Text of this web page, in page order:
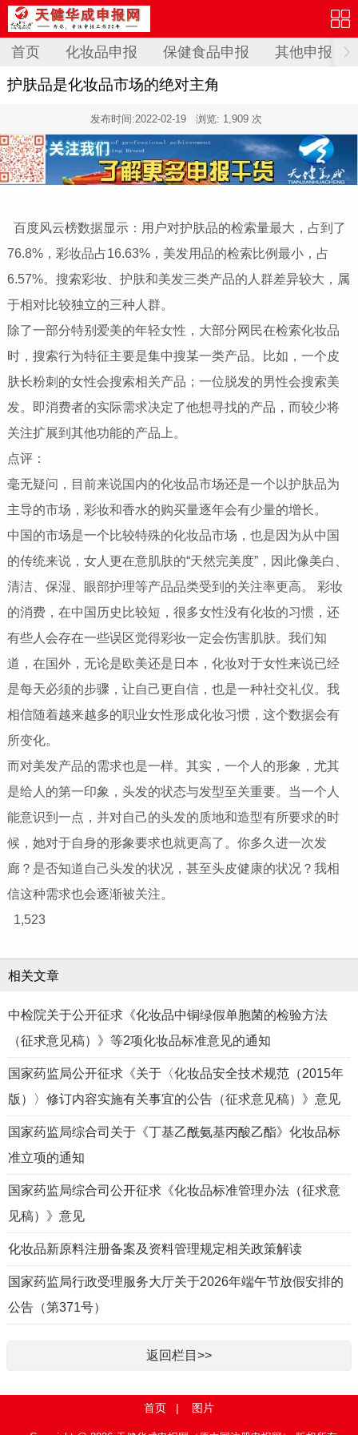
首页 化妆品申报 保健食品申报 其他申报
护肤品是化妆品市场的绝对主角
发布时间:2022-02-19 浏览: 1,909 次
百度风云榜数据显示：用户对护肤品的检索量最大，占到了
76.8%，彩妆品占16.63%，美发用品的检索比例最小，占
6.57%。搜索彩妆、护肤和美发三类产品的人群差异较大，属
于相对比较独立的三种人群。
除了一部分特别爱美的年轻女性，大部分网民在检索化妆品
时，搜索行为特征主要是集中搜某一类产品。比如，一个皮
肤长粉刺的女性会搜索相关产品；一位脱发的男性会搜索美
发。即消费者的实际需求决定了他想寻找的产品，而较少将
关注扩展到其他功能的产品上。
点评：
毫无疑问，目前来说国内的化妆品市场还是一个以护肤品为
主导的市场，彩妆和香水的购买量逐年会有少量的增长。
中国的市场是一个比较特殊的化妆品市场，也是因为从中国
的传统来说，女人更在意肌肤的“天然完美度”，因此像美白、
清洁、保湿、眼部护理等产品品类受到的关注率更高。 彩妆
的消费，在中国历史比较短，很多女性没有化妆的习惯，还
有些人会存在一些误区觉得彩妆一定会伤害肌肤。我们知
道，在国外，无论是欧美还是日本，化妆对于女性来说已经
是每天必须的步骤，让自己更自信，也是一种社交礼仪。我
相信随着越来越多的职业女性形成化妆习惯，这个数据会有
所变化。
而对美发产品的需求也是一样。其实，一个人的形象，尤其
是给人的第一印象，头发的状态与发型至关重要。当一个人
能意识到一点，并对自己的头发的质地和造型有所要求的时
候，她对于自身的形象要求也就更高了。你多久进一次发
廊？是否知道自己头发的状况，甚至头皮健康的状况？我相
信这种需求也会逐渐被关注。
1,523
相关文章
中检院关于公开征求《化妆品中铜绿假单胞菌的检验方法
（征求意见稿）》等2项化妆品标准意见的通知
国家药监局公开征求《关于〈化妆品安全技术规范（2015年
版）〉修订内容实施有关事宜的公告（征求意见稿）》意见
国家药监局综合司关于《丁基乙酰氨基丙酸乙酯》化妆品标
准立项的通知
国家药监局综合司公开征求《化妆品标准管理办法（征求意
见稿）》意见
化妆品新原料注册备案及资料管理规定相关政策解读
国家药监局行政受理服务大厅关于2026年端午节放假安排的
公告（第371号）
返回栏目>>
首页 | 图片